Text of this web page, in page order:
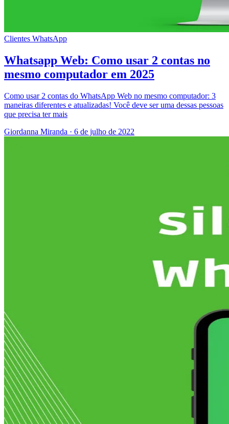
Clientes WhatsApp
Whatsapp Web: Como usar 2 contas no
mesmo computador em 2025
Como usar 2 contas do WhatsApp Web no mesmo computador: 3
maneiras diferentes e atualizadas! Você deve ser uma dessas pessoas
que precisa ter mais
Giordanna Miranda · 6 de julho de 2022